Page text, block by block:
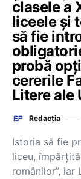
clasele a
liceele și
să fie
probă
cererile
Litere ale
Redacția
Istoria să fie
liceu, împărțită
românilor”,